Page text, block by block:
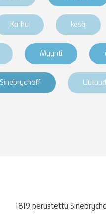
Karhu kesä
Myynti
Sinebrychoff
1819 perustettu